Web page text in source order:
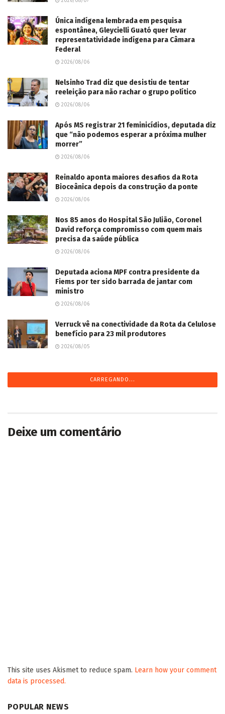
Única indígena lembrada em pesquisa
espontânea, Gleycielli Guató quer levar
representatividade indígena para Câmara
Federal
2026/08/06
Nelsinho Trad diz que desistiu de tentar
reeleição para não rachar o grupo político
2026/08/06
Após MS registrar 21 feminicídios, deputada diz
que “não podemos esperar a próxima mulher
morrer”
2026/08/06
Reinaldo aponta maiores desafios da Rota
Bioceânica depois da construção da ponte
2026/08/06
Nos 85 anos do Hospital São Julião, Coronel
David reforça compromisso com quem mais
precisa da saúde pública
2026/08/06
Deputada aciona MPF contra presidente da
Fiems por ter sido barrada de jantar com
ministro
2026/08/06
Verruck vê na conectividade da Rota da Celulose
benefício para 23 mil produtores
2026/08/05
CARREGANDO...
Deixe um comentário
This site uses Akismet to reduce spam. Learn how your comment
data is processed.
POPULAR NEWS